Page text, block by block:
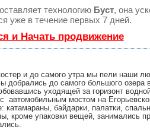
технологию Буст, она
уже в течение первых 7 дней.
и Начать продвижение
и до самого утра мы пели
добрались до самого большого
уходящей за горизонт
автомобильным мостом на
катамараны, байдарки, палатки,
кроме упаковки вещей, занимались